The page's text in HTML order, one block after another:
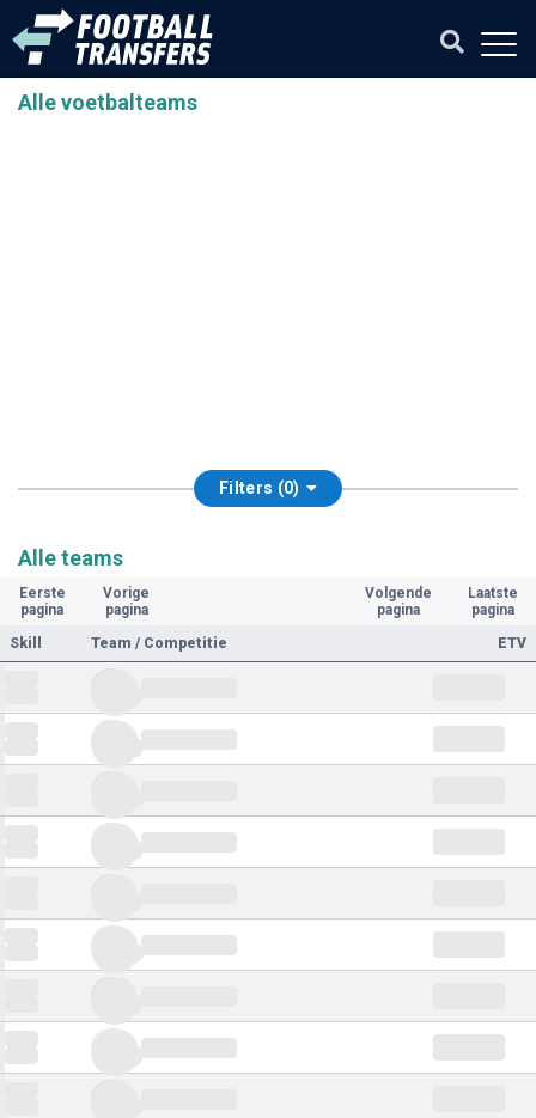
Alle voetbalteams
Filters (0)
Alle teams
Eerste
pagina
Vorige
pagina
Volgende
pagina
Laatste
pagina
Skill
Team / Competitie ETV